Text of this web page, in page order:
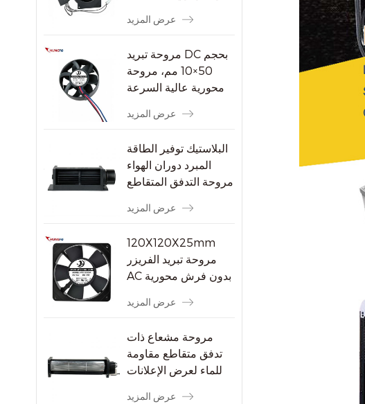
عرض المزيد
مروحة تبريد DC بحجم
50×10 مم، مروحة
محورية عالية السرعة
8000 دورة في الدقيقة
الصغيرة
عرض المزيد
البلاستيك توفير الطاقة
المبرد دوران الهواء
مروحة التدفق المتقاطع
عرض المزيد
120X120X25mm
مروحة تبريد الفريزر
AC بدون فرش محورية
عرض المزيد
مروحة مشعاع ذات
تدفق متقاطع مقاومة
للماء لعرض الإعلانات
عرض المزيد